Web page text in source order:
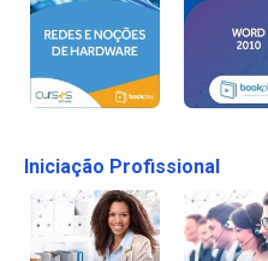
Iniciação Profissional